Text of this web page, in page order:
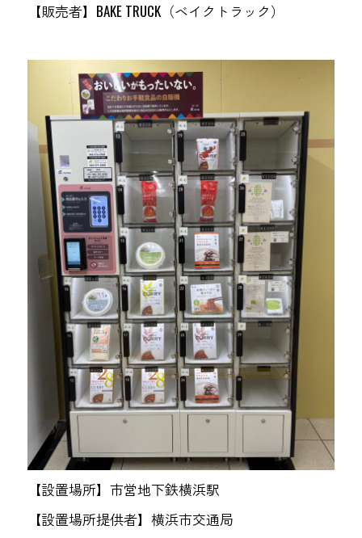
【販売者】BAKE TRUCK（ベイクトラック）
【設置場所】市営地下鉄横浜駅
【設置場所提供者】横浜市交通局